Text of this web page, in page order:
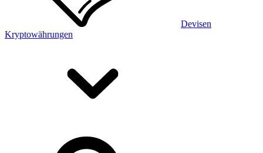
Devisen
Kryptowährungen